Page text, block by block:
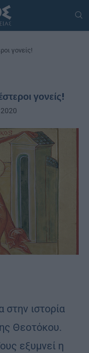
γονείς!
γονείς!
στην ιστορία
Θεοτόκου.
εξυμνεί η